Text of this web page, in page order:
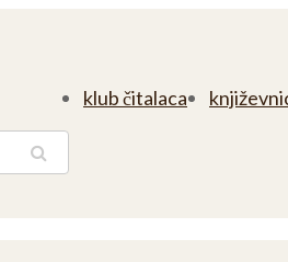
klub čitalaca